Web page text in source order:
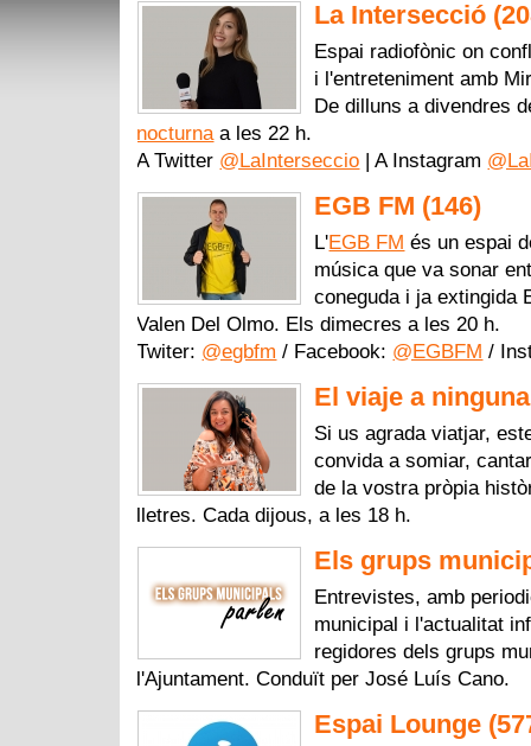
La Intersecció
Espai radiofònic on
i l'entreteniment amb
De dilluns a divendres
nocturnaa les 22 h.
A Twitter @LaInterseccio | A Instagram
EGB FM (146)
L'EGB FM és un espai
música que va sonar
coneguda i ja extingida
Valen Del Olmo. Els dimecres a les 20 h.
Twiter: @egbfm / Facebook: @EGBFM /
El viaje a
Si us agrada viatjar,
convida a somiar,
de la vostra pròpia
lletres. Cada dijous, a les 18 h.
Els grups
Entrevistes, amb
municipal i l'actualitat
regidores dels grups
l'Ajuntament. Conduït per José Luís Cano.
Espai Lounge